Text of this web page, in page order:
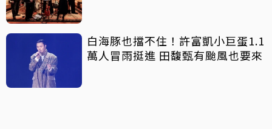
白海豚也擋不住！許富凱小巨蛋1.1
萬人冒雨挺進 田馥甄有颱風也要來